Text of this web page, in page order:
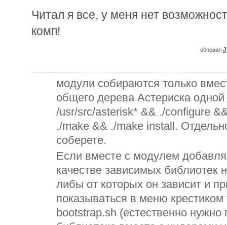
Читал я все, у меня нет
комп!
обновил
модули собираются только
общего дерева Астериска
/usr/src/asterisk* && ./configure
./make && ./make install.
соберете.
Если вместе с модулем
качестве зависимых библиотек
либы от которых он зависит и
показываться в меню крестиком
bootstrap.sh (естественно нужно